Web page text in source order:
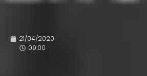
21/04/2020
09:00